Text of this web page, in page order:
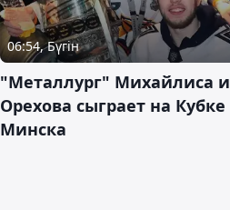
06:54, Бүгін
"Металлург" Михайлиса и
Орехова сыграет на Кубке
Минска